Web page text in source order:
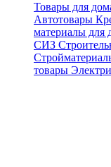
Товары для
Автотовары
материалы для
СИЗ
товары